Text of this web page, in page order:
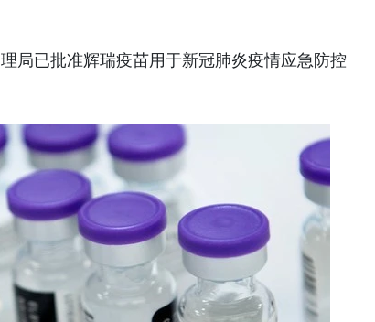
局已批准辉瑞疫苗用于新冠肺炎疫情应急防控